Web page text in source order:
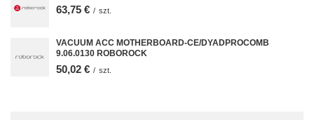
63,75 € / szt.
VACUUM ACC MOTHERBOARD-CE/DYADPROCOMB
9.06.0130 ROBOROCK
50,02 € / szt.